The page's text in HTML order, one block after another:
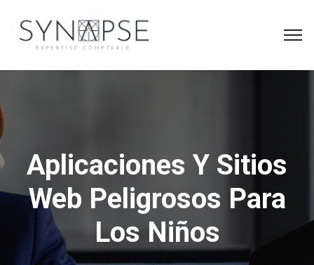
Aplicaciones Y Sitios
Web Peligrosos Para
Los Niños